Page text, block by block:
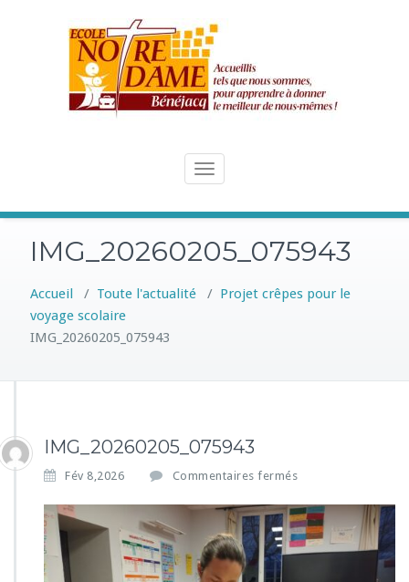
Toggle
IMG_20260205_075943
Accueil / Toute l'actualité / Projet crêpes pour le
voyage scolaire
IMG_20260205_075943
IMG_20260205_075943
Fév 8,2026 Commentaires fermés
r
I
M